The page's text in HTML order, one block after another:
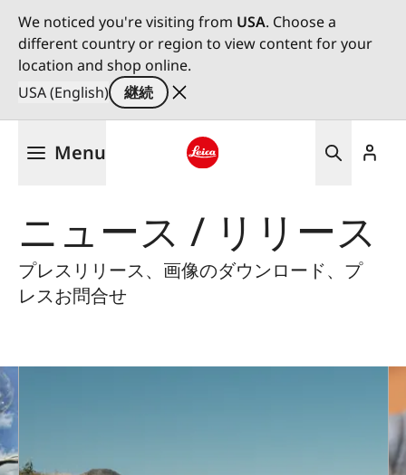
We noticed you're visiting from USA. Choose a
different country or region to view content for your
location and shop online.
USA (English)
継続
Menu
ニュース / リリース
プレスリリース、画像のダウンロード、プ
レスお問合せ